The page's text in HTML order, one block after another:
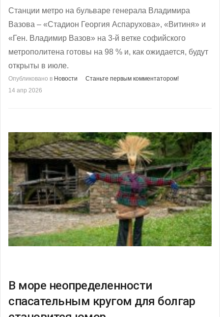
Станции метро на бульваре генерала Владимира
Вазова – «Стадион Георгия Аспарухова», «Витиня» и
«Ген. Владимир Вазов» на 3-й ветке софийского
метрополитена готовы на 98 % и, как ожидается, будут
открыты в июле.
Опубликовано в Новости
Станьте первым комментатором!
14 апр 2026
В море неопределенности
спасательным кругом для болгар